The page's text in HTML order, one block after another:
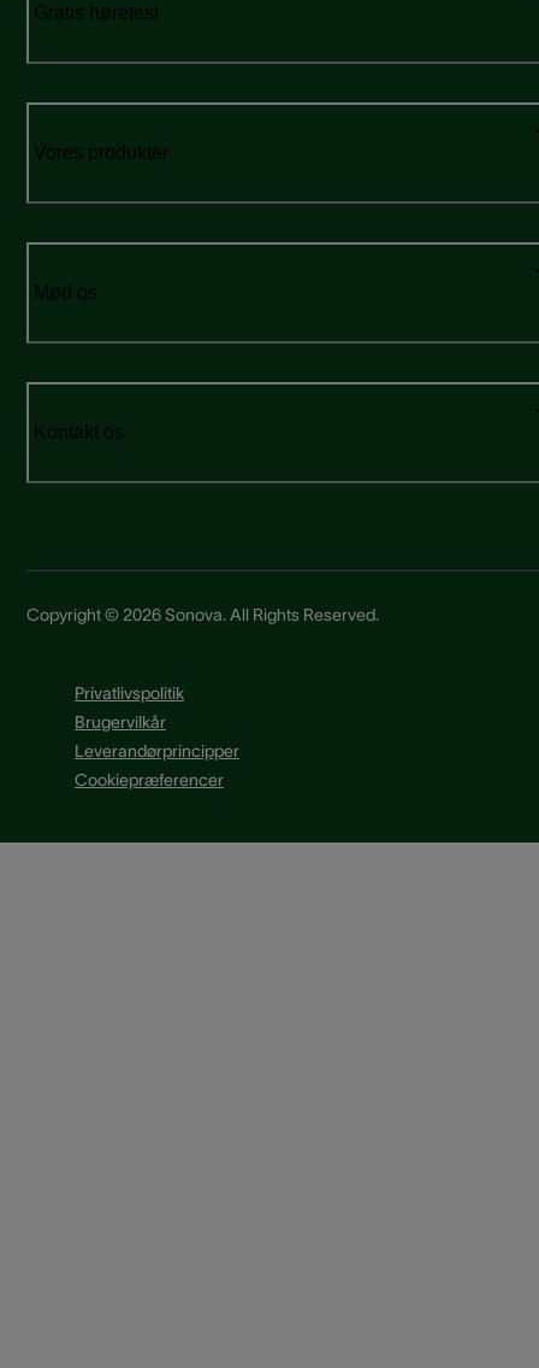
Gratis høretest
Vores produkter
Mød os
Kontakt os
Copyright © 2026 Sonova. All Rights Reserved.
Privatlivspolitik
Brugervilkår
Leverandørprincipper
Cookiepræferencer